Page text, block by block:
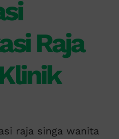
Raja
raja singa wanita